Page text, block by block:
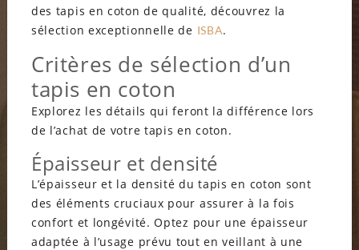
des tapis en coton de qualité, découvrez la
sélection exceptionnelle de ISBA.
Critères de sélection d’un
tapis en coton
Explorez les détails qui feront la différence lors
de l’achat de votre tapis en coton.
Épaisseur et densité
L’épaisseur et la densité du tapis en coton sont
des éléments cruciaux pour assurer à la fois
confort et longévité. Optez pour une épaisseur
adaptée à l’usage prévu tout en veillant à une